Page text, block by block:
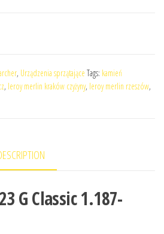
, Urządzenia sprzątające Tags: kamień
, leroy merlin kraków czyżyny, leroy merlin rzeszów,
G Classic 1.187-